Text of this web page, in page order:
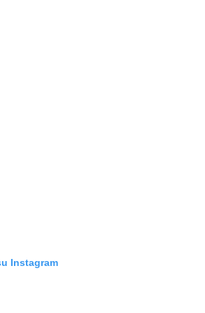
Instagram